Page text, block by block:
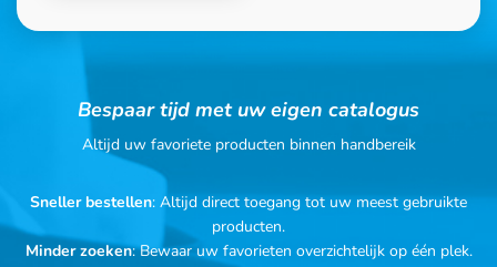
Bespaar tijd met uw eigen catalogus
Altijd uw favoriete producten binnen handbereik
Sneller bestellen: Altijd direct toegang tot uw meest gebruikte
producten.
Minder zoeken: Bewaar uw favorieten overzichtelijk op één plek.